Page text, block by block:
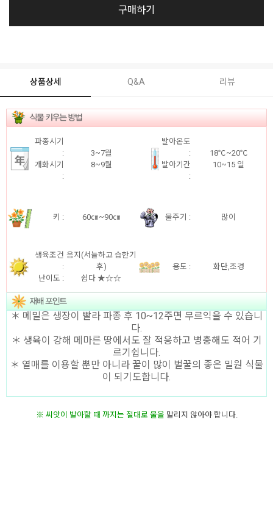
구매하기
상품상세 Q&A 리뷰
파종시기
:
개화시기
:
3~7월
8~9월
발아온도
:
발아기간
:
18℃~20℃
10~15 일
키 : 60㎝~90㎝ 물주기 : 많이
생육조건
:
난이도 :
음지(서늘하고 습한기
후)
쉽다 ★☆☆
용도 : 화단,조경
＊ 메밀은 생장이 빨라 파종 후 10~12주면 무르익을 수 있습니
다.
＊ 생육이 강해 메마른 땅에서도 잘 적응하고 병충해도 적어 기
르기쉽니다.
＊ 열매를 이용할 뿐만 아니라 꿀이 많이 벌꿀의 좋은 밀원 식물
이 되기도합니다.
※ 씨앗이 발아할 때 까지는 절대로 물을 말리지 않아야 합니다.